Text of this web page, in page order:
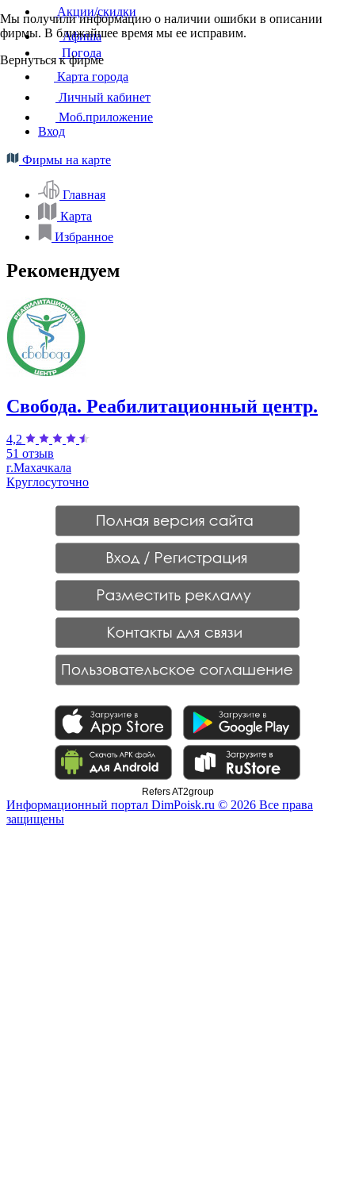
Мы получили информацию о наличии ошибки в описании
фирмы. В ближайшее время мы ее исправим.
Вернуться к фирме
Акции/скидки
Афиша
Погода
Карта города
Личный кабинет
Моб.приложение
Вход
Фирмы на карте
Главная
Карта
Избранное
Рекомендуем
Свобода. Реабилитационный центр.
4,2
51 отзыв
г.Махачкала
Круглосуточно
Refers AT2group
Информационный портал DimPoisk.ru © 2026 Все права
защищены